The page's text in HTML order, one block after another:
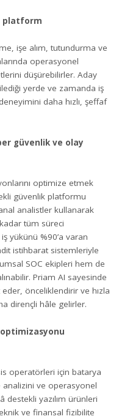
platform
işe alım, tutundurma ve
operasyonel
düşürebilirler. Aday
yerde ve zamanda iş
daha hızlı, şeffaf
güvenlik ve olay
optimize etmek
güvenlik platformu
analistler kullanarak
tüm süreci
yükünü %90’a varan
istihbarat sistemleriyle
SOC ekipleri hem de
Priam AI sayesinde
önceliklendirir ve hızla
dirençli hâle gelirler.
operatörleri için batarya
ve operasyonel
yazılım ürünleri
ve finansal fizibilite